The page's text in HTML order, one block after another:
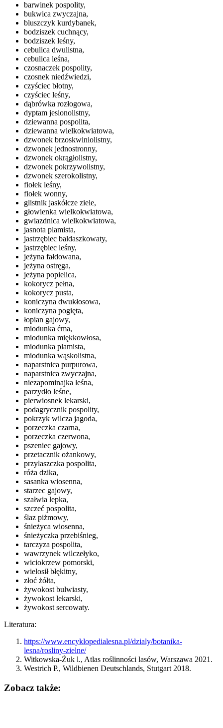
barwinek pospolity,
bukwica zwyczajna,
bluszczyk kurdybanek,
bodziszek cuchnący,
bodziszek leśny,
cebulica dwulistna,
cebulica leśna,
czosnaczek pospolity,
czosnek niedźwiedzi,
czyściec błotny,
czyściec leśny,
dąbrówka rozłogowa,
dyptam jesionolistny,
dziewanna pospolita,
dziewanna wielkokwiatowa,
dzwonek brzoskwiniolistny,
dzwonek jednostronny,
dzwonek okrągłolistny,
dzwonek pokrzywolistny,
dzwonek szerokolistny,
fiołek leśny,
fiołek wonny,
glistnik jaskółcze ziele,
głowienka wielkokwiatowa,
gwiazdnica wielkokwiatowa,
jasnota plamista,
jastrzębiec baldaszkowaty,
jastrzębiec leśny,
jeżyna fałdowana,
jeżyna ostręga,
jeżyna popielica,
kokorycz pełna,
kokorycz pusta,
koniczyna dwukłosowa,
koniczyna pogięta,
łopian gajowy,
miodunka ćma,
miodunka miękkowłosa,
miodunka plamista,
miodunka wąskolistna,
naparstnica purpurowa,
naparstnica zwyczajna,
niezapominajka leśna,
parzydło leśne,
pierwiosnek lekarski,
podagrycznik pospolity,
pokrzyk wilcza jagoda,
porzeczka czarna,
porzeczka czerwona,
pszeniec gajowy,
przetacznik ożankowy,
przylaszczka pospolita,
róża dzika,
sasanka wiosenna,
starzec gajowy,
szałwia lepka,
szczeć pospolita,
ślaz piżmowy,
śnieżyca wiosenna,
śnieżyczka przebiśnieg,
tarczyza pospolita,
wawrzynek wilczełyko,
wiciokrzew pomorski,
wielosił błękitny,
złoć żółta,
żywokost bulwiasty,
żywokost lekarski,
żywokost sercowaty.
Literatura:
https://www.encyklopedialesna.pl/dzialy/botanika-
lesna/rosliny-zielne/
Witkowska-Żuk l., Atlas roślinności lasów, Warszawa 2021.
Westrich P., Wildbienen Deutschlands, Stutgart 2018.
Zobacz także: